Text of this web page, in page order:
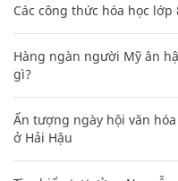
Các công thức hóa học
Hàng ngàn người Mỹ ân
gì?
Ấn tượng ngày hội văn
ở Hải Hậu